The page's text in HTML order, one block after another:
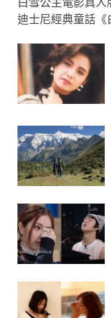
迪士尼經典童話